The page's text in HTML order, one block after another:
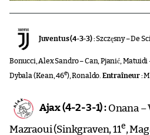
Juventus (4-3-3) :Szczęsny – De
Bonucci, Alex Sandro – Can, Pjanić,
Dybala (Kean, 46e), Ronaldo. Entraîneur :
Ajax (4-2-3-1) :Onana –
Mazraoui (Sinkgraven, 11e,